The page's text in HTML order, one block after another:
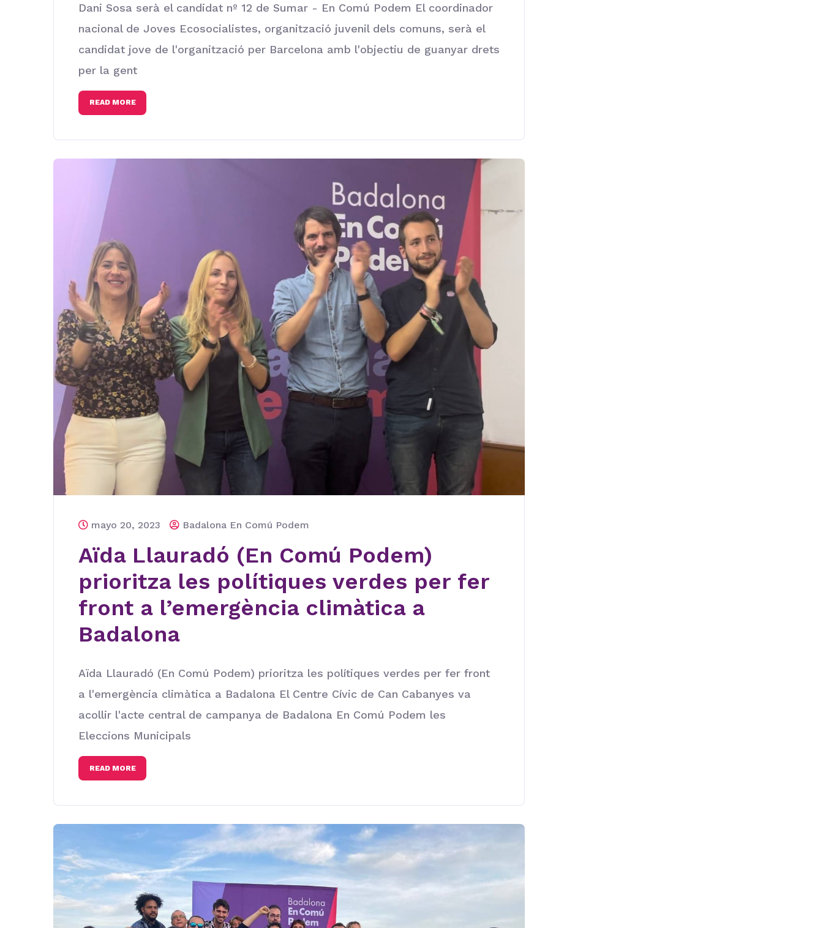
Dani Sosa serà el candidat nº 12 de Sumar - En Comú Podem El coordinador
nacional de Joves Ecosocialistes, organització juvenil dels comuns, serà el
candidat jove de l'organització per Barcelona amb l'objectiu de guanyar drets
per la gent
READ MORE
mayo 20, 2023 Badalona En Comú Podem
Aïda Llauradó (En Comú Podem)
prioritza les polítiques verdes per fer
front a l’emergència climàtica a
Badalona
Aïda Llauradó (En Comú Podem) prioritza les polítiques verdes per fer front
a l'emergència climàtica a Badalona El Centre Cívic de Can Cabanyes va
acollir l'acte central de campanya de Badalona En Comú Podem les
Eleccions Municipals
READ MORE